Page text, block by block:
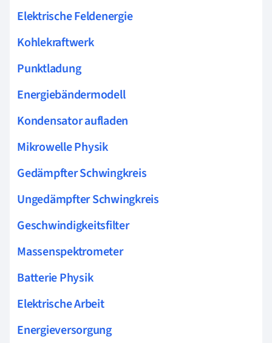
Elektrische Feldenergie
Kohlekraftwerk
Punktladung
Energiebändermodell
Kondensator aufladen
Mikrowelle Physik
Gedämpfter Schwingkreis
Ungedämpfter Schwingkreis
Geschwindigkeitsfilter
Massenspektrometer
Batterie Physik
Elektrische Arbeit
Energieversorgung